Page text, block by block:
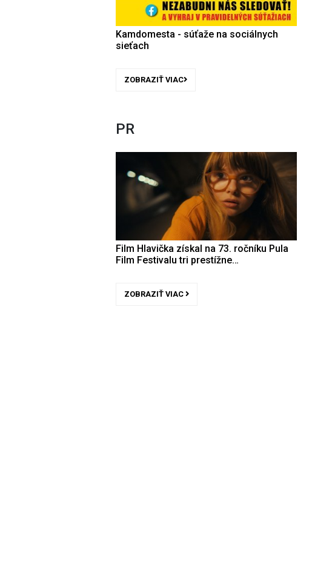
Kamdomesta - súťaže na sociálnych
sieťach
ZOBRAZIŤ VIAC
PR
Film Hlavička získal na 73. ročníku Pula
Film Festivalu tri prestížne…
ZOBRAZIŤ VIAC